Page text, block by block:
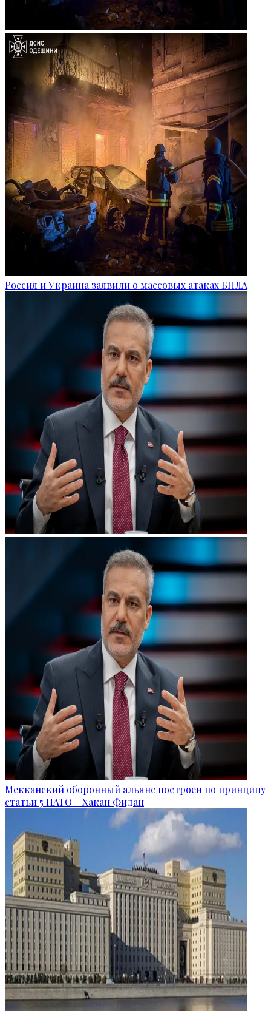
Россия и Украина заявили о массовых атаках БПЛА
Мекканский оборонный альянс построен по принципу
статьи 5 НАТО – Хакан Фидан